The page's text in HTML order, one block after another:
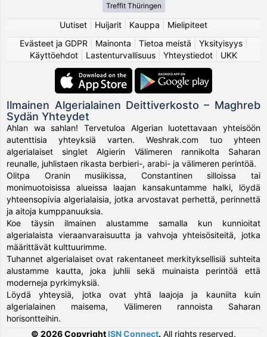
Treffit Thüringen
Uutiset Huijarit Kauppa
Mielipiteet
Evästeet ja GDPR
Mainonta Tietoa meistä Yksityisyys|
Käyttöehdot
Lastenturvallisuus Yhteystiedot UKK
Ilmainen Algerialainen Deittiverkosto – Maghreb
Sydän Yhteydet
Ahlan wa sahlan! Tervetuloa Algerian luotettavaan yhteisöön
autenttisia yhteyksiä varten. Weshrak.com tuo yhteen
algerialaiset singlet Algierin Välimeren rannikolta Saharan
reunalle, juhlistaen rikasta berbieri-, arabi- ja välimeren perintöä.
Olitpa Oranin musiikissa, Constantinen silloissa tai
monimuotoisissa alueissa laajan kansakuntamme halki, löydä
yhteensopivia algerialaisia, jotka arvostavat perhettä, perinnettä
ja aitoja kumppanuuksia.
Koe täysin ilmainen alustamme samalla kun kunnioitat
algerialaista vieraanvaraisuutta ja vahvoja yhteisösiteitä, jotka
määrittävät kulttuurimme.
Tuhannet algerialaiset ovat rakentaneet merkityksellisiä suhteita
alustamme kautta, joka juhlii sekä muinaista perintöä että
moderneja pyrkimyksiä.
Löydä yhteysiä, jotka ovat yhtä laajoja ja kauniita kuin
algerialainen maisema, Välimeren rannoista Saharan
horisontteihin.
© 2026 Copyright ISN Connect. All rights reserved.